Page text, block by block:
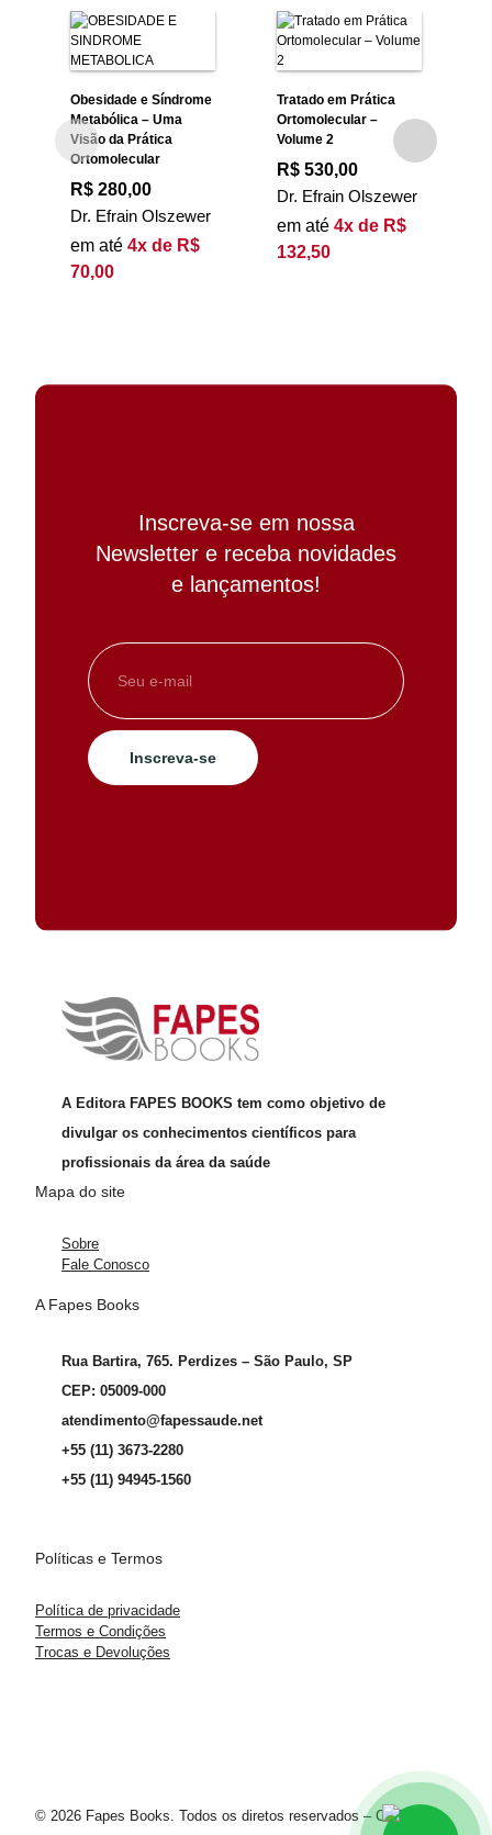
Obesidade e Síndrome
Metabólica – Uma
Visão da Prática
Ortomolecular
R$ 280,00
Dr. Efrain Olszewer
em até 4x de R$
70,00
Tratado em Prática
Ortomolecular –
Volume 2
R$ 530,00
Dr. Efrain Olszewer
em até 4x de R$
132,50
Inscreva-se em nossa
Newsletter e receba novidades
e lançamentos!
Inscreva-se
A Editora FAPES BOOKS tem como objetivo de
divulgar os conhecimentos científicos para
profissionais da área da saúde
Mapa do site
Sobre
Fale Conosco
A Fapes Books
Rua Bartira, 765. Perdizes – São Paulo, SP
CEP: 05009-000
atendimento@fapessaude.net
+55 (11) 3673-2280
+55 (11) 94945-1560
Políticas e Termos
Política de privacidade
Termos e Condições
Trocas e Devoluções
© 2026 Fapes Books. Todos os diretos reservados – CNPJ